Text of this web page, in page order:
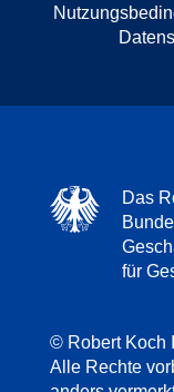
Das
für
© Robert Koch
Alle Rechte